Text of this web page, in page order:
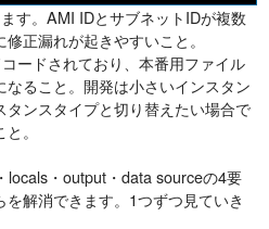
す。AMI IDとサブネットIDが複数
正漏れが起きやすいこと。
ードされており、本番用ファイル
ること。開発は小さいインスタン
ンスタイプと切り替えたい場合で
。
locals・output・data sourceの4要
解消できます。1つずつ見ていき